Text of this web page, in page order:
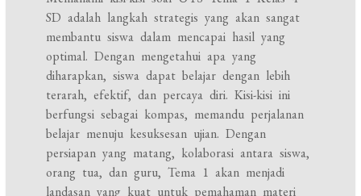
SD adalah langkah strategis yang akan sangat
membantu siswa dalam mencapai hasil yang
optimal. Dengan mengetahui apa yang
diharapkan, siswa dapat belajar dengan lebih
terarah, efektif, dan percaya diri. Kisi-kisi ini
berfungsi sebagai kompas, memandu perjalanan
belajar menuju kesuksesan ujian. Dengan
persiapan yang matang, kolaborasi antara siswa,
orang tua, dan guru, Tema 1 akan menjadi
landasan yang kuat untuk pemahaman materi